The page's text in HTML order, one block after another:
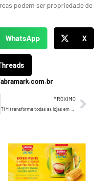
podem ser propriedade de
WhatsApp X
PRÓXIMO